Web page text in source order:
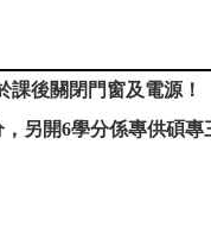
課後關閉門窗及電源！
開6學分係專供碩專